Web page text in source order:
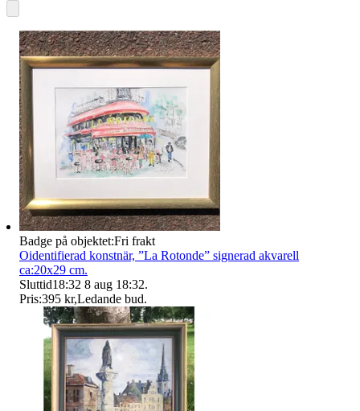
Badge på objektet:Fri frakt
Oidentifierad konstnär, ”La Rotonde” signerad akvarell
ca:20x29 cm.
Sluttid18:32 8 aug 18:32.
Pris:395 kr,Ledande bud.